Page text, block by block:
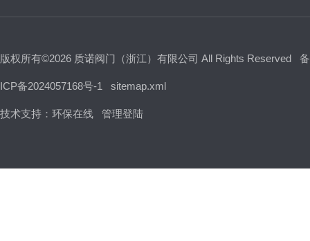
版权所有©2026 质诺阀门（浙江）有限公司 All Rights Reserved
ICP备2024057168号-1 sitemap.xml
技术支持： 环保在线 管理登陆